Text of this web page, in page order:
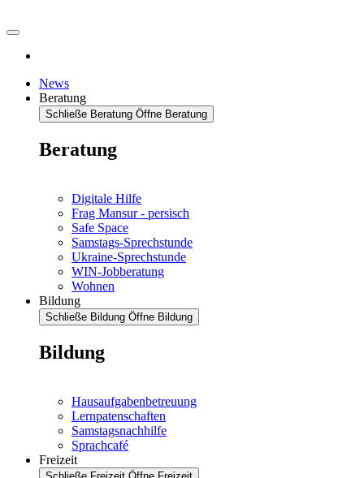
News
Beratung
Schließe Beratung Öffne Beratung
Beratung
Digitale Hilfe
Frag Mansur - persisch
Safe Space
Samstags-Sprechstunde
Ukraine-Sprechstunde
WIN-Jobberatung
Wohnen
Bildung
Schließe Bildung Öffne Bildung
Bildung
Hausaufgabenbetreuung
Lernpatenschaften
Samstagsnachhilfe
Sprachcafé
Freizeit